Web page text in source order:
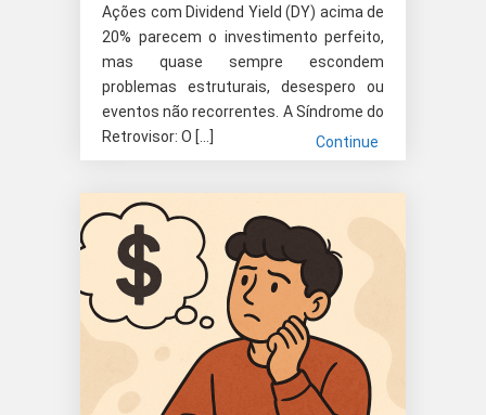
Ações com Dividend Yield (DY) acima de
20% parecem o investimento perfeito,
mas quase sempre escondem
problemas estruturais, desespero ou
eventos não recorrentes. A Síndrome do
Retrovisor: O […]
Continue